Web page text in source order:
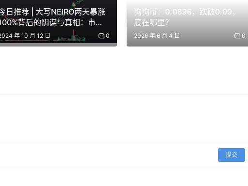
计算机系绩点 3.8、校篮球队两年、熟练掌握 Python 和 Java、自学
，跟你能不能用打嗝背字母表，区别其实不大了。
己的学位证书，也有人甩孩子的常春藤录取信，有人拍护照照片求办工
日推荐 | 大写NEIRO两天暴涨
背后的阴谋与真相：市场
控还是社区奇迹？
年 10 月 12 日 0
狗狗币：0.0896，跌破0.09，
底在哪里？
2026 年 6 月 4 日 0
提交